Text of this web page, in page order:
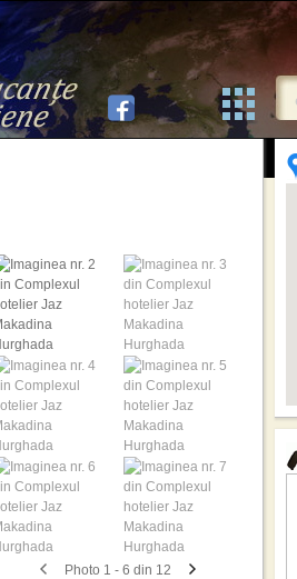
Photo 1 - 6 din 12